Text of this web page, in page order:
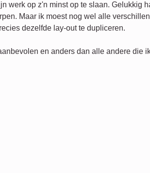
werk op z'n minst op te slaan. Gelukkig
Maar ik moest nog wel alle
dezelfde lay-out te dupliceren.
en anders dan alle andere die